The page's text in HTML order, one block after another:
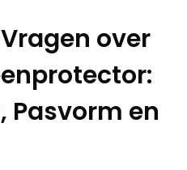
over
Pasvorm en